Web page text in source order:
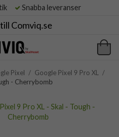
Snabba leveranser
Comviq.se
Pixel / Google Pixel 9 Pro XL
/
- Cherrybomb